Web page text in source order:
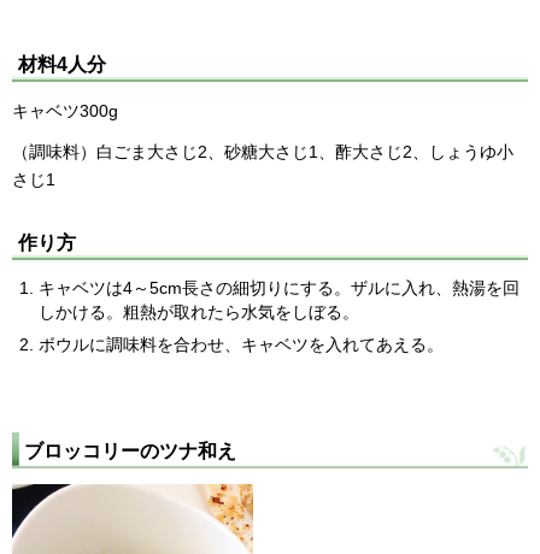
材料4人分
キャベツ300g
（調味料）白ごま大さじ2、砂糖大さじ1、酢大さじ2、しょうゆ小
さじ1
作り方
キャベツは4～5cm長さの細切りにする。ザルに入れ、熱湯を回
しかける。粗熱が取れたら水気をしぼる。
ボウルに調味料を合わせ、キャベツを入れてあえる。
ブロッコリーのツナ和え